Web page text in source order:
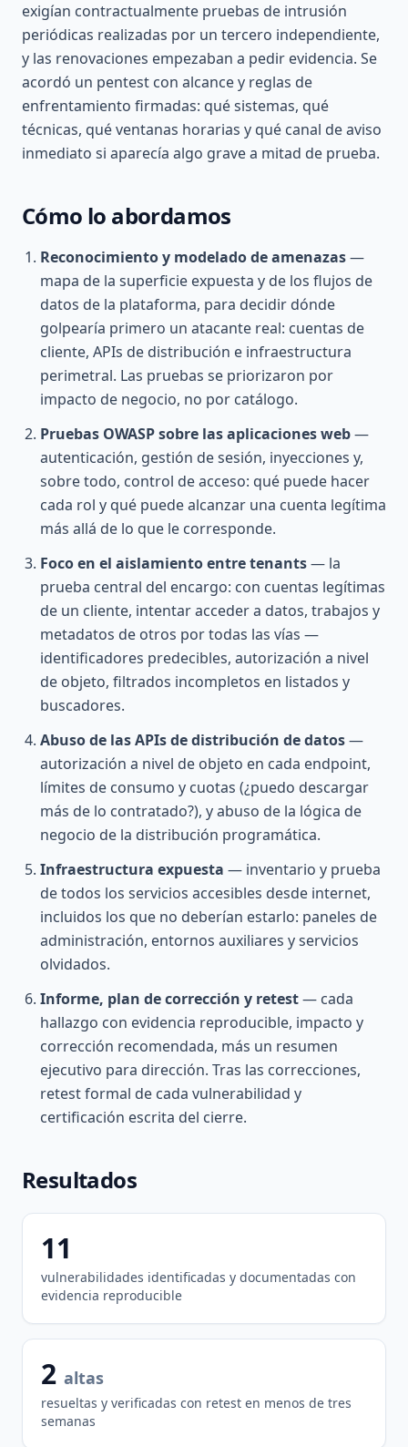
exigían contractualmente pruebas de intrusión
periódicas realizadas por un tercero independiente,
y las renovaciones empezaban a pedir evidencia. Se
acordó un pentest con alcance y reglas de
enfrentamiento firmadas: qué sistemas, qué
técnicas, qué ventanas horarias y qué canal de aviso
inmediato si aparecía algo grave a mitad de prueba.
Cómo lo abordamos
Reconocimiento y modelado de amenazas—
mapa de la superficie expuesta y de los flujos de
datos de la plataforma, para decidir dónde
golpearía primero un atacante real: cuentas de
cliente, APIs de distribución e infraestructura
perimetral. Las pruebas se priorizaron por
impacto de negocio, no por catálogo.
Pruebas OWASP sobre las aplicaciones web—
autenticación, gestión de sesión, inyecciones y,
sobre todo, control de acceso: qué puede hacer
cada rol y qué puede alcanzar una cuenta legítima
más allá de lo que le corresponde.
Foco en el aislamiento entre tenants— la
prueba central del encargo: con cuentas legítimas
de un cliente, intentar acceder a datos, trabajos y
metadatos de otros por todas las vías —
identificadores predecibles, autorización a nivel
de objeto, filtrados incompletos en listados y
buscadores.
Abuso de las APIs de distribución de datos—
autorización a nivel de objeto en cada endpoint,
límites de consumo y cuotas (¿puedo descargar
más de lo contratado?), y abuso de la lógica de
negocio de la distribución programática.
Infraestructura expuesta — inventario y prueba
de todos los servicios accesibles desde internet,
incluidos los que no deberían estarlo: paneles de
administración, entornos auxiliares y servicios
olvidados.
Informe, plan de corrección y retest— cada
hallazgo con evidencia reproducible, impacto y
corrección recomendada, más un resumen
ejecutivo para dirección. Tras las correcciones,
retest formal de cada vulnerabilidad y
certificación escrita del cierre.
Resultados
11
vulnerabilidades identificadas y documentadas con
evidencia reproducible
2 altas
resueltas y verificadas con retest en menos de tres
semanas